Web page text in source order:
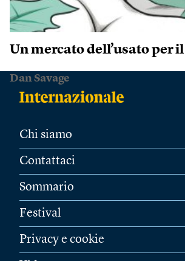
Un mercato dell’usato per
Dan Savage
Chi siamo
Contattaci
Sommario
Festival
Privacy e cookie